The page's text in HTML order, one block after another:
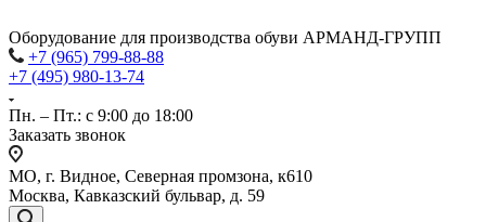
Оборудование для производства обуви АРМАНД-ГРУПП
+7 (965) 799-88-88
+7 (495) 980-13-74
Пн. – Пт.: с 9:00 до 18:00
Заказать звонок
МО, г. Видное, Северная промзона, к610
Москва, Кавказский бульвар, д. 59